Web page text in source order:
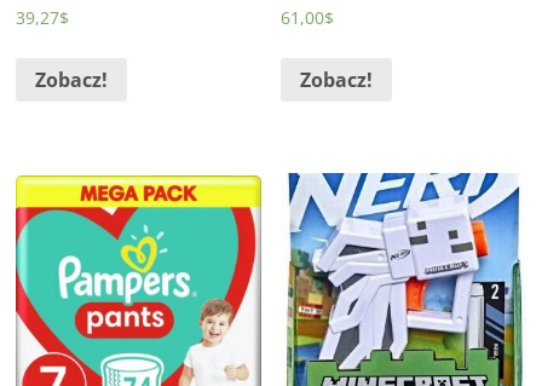
39,27$
Zobacz!
61,00$
Zobacz!